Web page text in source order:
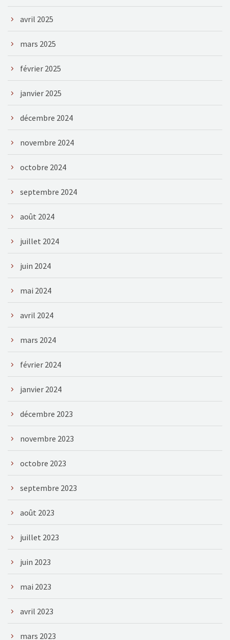
avril 2025
mars 2025
février 2025
janvier 2025
décembre 2024
novembre 2024
octobre 2024
septembre 2024
août 2024
juillet 2024
juin 2024
mai 2024
avril 2024
mars 2024
février 2024
janvier 2024
décembre 2023
novembre 2023
octobre 2023
septembre 2023
août 2023
juillet 2023
juin 2023
mai 2023
avril 2023
mars 2023